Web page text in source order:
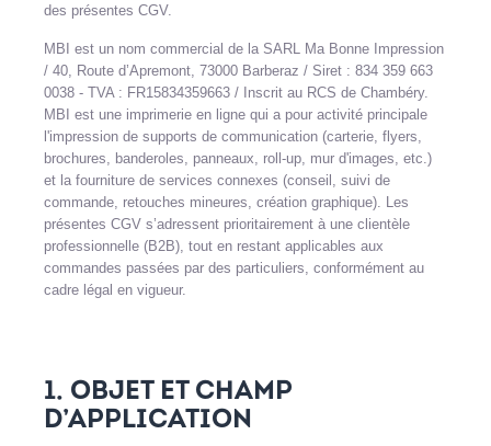
des présentes CGV.
MBI est un nom commercial de la SARL Ma Bonne Impression
/ 40, Route d’Apremont, 73000 Barberaz / Siret : 834 359 663
0038 - TVA : FR15834359663 / Inscrit au RCS de Chambéry.
MBI est une imprimerie en ligne qui a pour activité principale
l'impression de supports de communication (carterie, flyers,
brochures, banderoles, panneaux, roll-up, mur d'images, etc.)
et la fourniture de services connexes (conseil, suivi de
commande, retouches mineures, création graphique). Les
présentes CGV s’adressent prioritairement à une clientèle
professionnelle (B2B), tout en restant applicables aux
commandes passées par des particuliers, conformément au
cadre légal en vigueur.
1. OBJET ET CHAMP
D’APPLICATION